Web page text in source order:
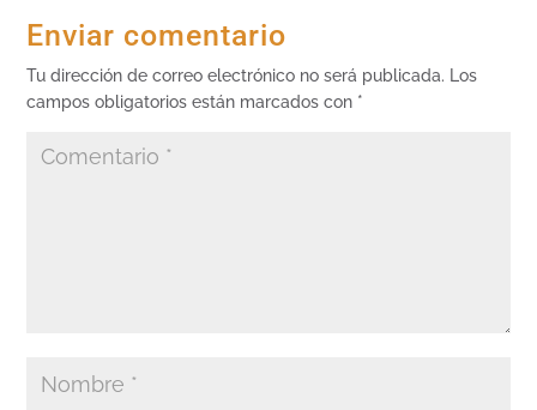
Enviar comentario
Tu dirección de correo electrónico no será publicada.
Los
campos obligatorios están marcados con *